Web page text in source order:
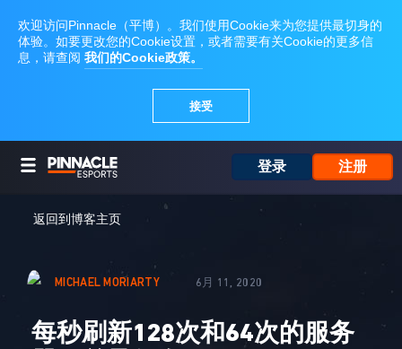
登录 注册
返回到博客主页
MICHAEL MORIARTY 6月 11, 2020
每秒刷新128次和64次的服务